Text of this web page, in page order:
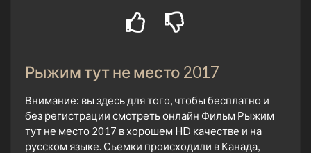
Рыжим тут не место 2017
Внимание: вы здесь для того, чтобы бесплатно и
без регистрации смотреть онлайн Фильм Рыжим
тут не место 2017 в хорошем HD качестве и на
русском языке. Сьемки происходили в Канада,